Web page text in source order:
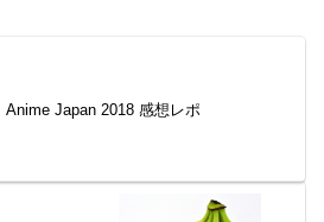
Anime Japan 2018 感想レポ